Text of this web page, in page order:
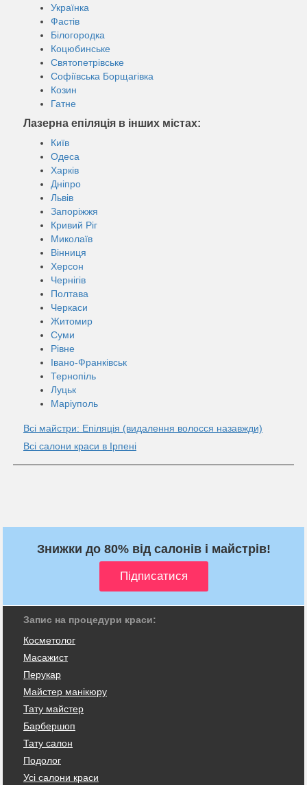
Українка
Фастів
Білогородка
Коцюбинське
Святопетрівське
Софіївська Борщагівка
Козин
Гатне
Лазерна епіляція в інших містах:
Київ
Одеса
Харків
Дніпро
Львів
Запоріжжя
Кривий Ріг
Миколаїв
Вінниця
Херсон
Чернігів
Полтава
Черкаси
Житомир
Суми
Рівне
Івано-Франківськ
Тернопіль
Луцьк
Маріуполь
Всі майстри: Епіляція (видалення волосся назавжди)
Всі салони краси в Ірпені
Знижки до 80% від салонів і майстрів!
Запис на процедури краси:
Косметолог
Масажист
Перукар
Майстер манікюру
Тату майстер
Барбершоп
Тату салон
Подолог
Усі салони краси